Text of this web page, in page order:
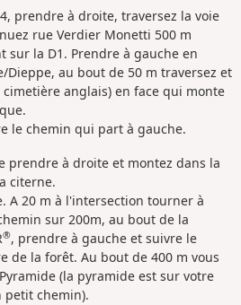
prendre à droite, traversez la voie
rue Verdier Monetti 500 m
la D1. Prendre à gauche en
au bout de 50 m traversez et
anglais) en face qui monte
le chemin qui part à gauche.
prendre à droite et montez dans la
citerne.
A 20 m à l'intersection tourner à
sur 200m, au bout de la
®, prendre à gauche et suivre le
de la forêt. Au bout de 400 m vous
(la pyramide est sur votre
petit chemin).